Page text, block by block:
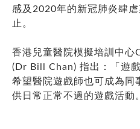
感及2020年的新冠肺炎肆
止。
香港兒童醫院模擬培訓中心
(Dr Bill Chan) 指出：「遊
希望醫院遊戲師也可成為同
供日常正常不過的遊戲活動